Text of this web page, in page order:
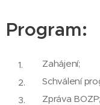
Program:
Zahájení;
Schválení
Zpráva BOZP;